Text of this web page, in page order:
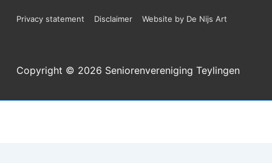
Footer
Privacy statement Disclaimer Website by De Nijs Art
Copyright © 2026 Seniorenvereniging Teylingen